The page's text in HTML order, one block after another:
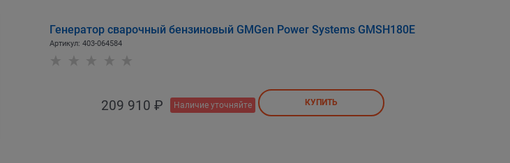
Генератор сварочный бензиновый GMGen Power Systems GMSH180E
Артикул: 403-064584
209 910 ₽ Наличие уточняйте КУПИТЬ